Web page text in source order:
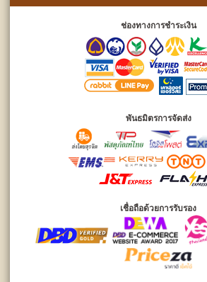
ช่องทางการชำระเงิน
พันธมิตรการจัดส่ง
เชื่อถือด้วยการรับรอง